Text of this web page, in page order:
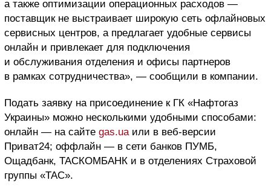
а также оптимизации операционных расходов ―
поставщик не выстраивает широкую сеть офлайновых
сервисных центров, а предлагает удобные сервисы
онлайн и привлекает для подключения
и обслуживания отделения и офисы партнеров
в рамках сотрудничества», — сообщили в компании.
Подать заявку на присоединение к ГК «Нафтогаз
Украины» можно несколькими удобными способами:
онлайн ― на сайте gas.ua или в веб-версии
Приват24; оффлайн ― в сети банков ПУМБ,
Ощадбанк, ТАСКОМБАНК и в отделениях Страховой
группы «ТАС».